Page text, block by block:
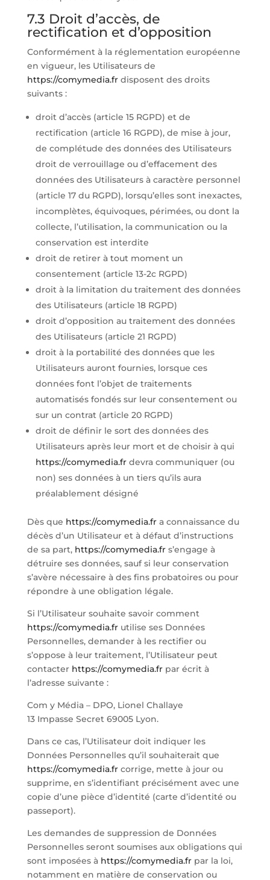
7.3 Droit d’accès, de
rectification et d’opposition
Conformément à la réglementation européenne
en vigueur, les Utilisateurs de
https://comymedia.frdisposent des droits
suivants :
droit d’accès (article 15 RGPD) et de
rectification (article 16 RGPD), de mise à jour,
de complétude des données des Utilisateurs
droit de verrouillage ou d’effacement des
données des Utilisateurs à caractère personnel
(article 17 du RGPD), lorsqu’elles sont inexactes,
incomplètes, équivoques, périmées, ou dont la
collecte, l’utilisation, la communication ou la
conservation est interdite
droit de retirer à tout moment un
consentement (article 13-2c RGPD)
droit à la limitation du traitement des données
des Utilisateurs (article 18 RGPD)
droit d’opposition au traitement des données
des Utilisateurs (article 21 RGPD)
droit à la portabilité des données que les
Utilisateurs auront fournies, lorsque ces
données font l’objet de traitements
automatisés fondés sur leur consentement ou
sur un contrat (article 20 RGPD)
droit de définir le sort des données des
Utilisateurs après leur mort et de choisir à qui
https://comymedia.frdevra communiquer (ou
non) ses données à un tiers qu’ils aura
préalablement désigné
Dès que https://comymedia.fra connaissance du
décès d’un Utilisateur et à défaut d’instructions
de sa part, https://comymedia.frs’engage à
détruire ses données, sauf si leur conservation
s’avère nécessaire à des fins probatoires ou pour
répondre à une obligation légale.
Si l’Utilisateur souhaite savoir comment
https://comymedia.frutilise ses Données
Personnelles, demander à les rectifier ou
s’oppose à leur traitement, l’Utilisateur peut
contacter https://comymedia.frpar écrit à
l’adresse suivante :
Com y Média – DPO, Lionel Challaye
13 Impasse Secret 69005 Lyon.
Dans ce cas, l’Utilisateur doit indiquer les
Données Personnelles qu’il souhaiterait que
https://comymedia.frcorrige, mette à jour ou
supprime, en s’identifiant précisément avec une
copie d’une pièce d’identité (carte d’identité ou
passeport).
Les demandes de suppression de Données
Personnelles seront soumises aux obligations qui
sont imposées à https://comymedia.frpar la loi,
notamment en matière de conservation ou